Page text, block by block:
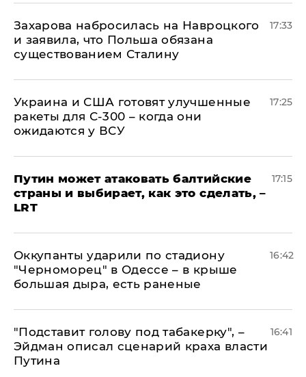
​Захарова набросилась на Навроцкого
и заявила, что Польша обязана
существованием Сталину
17:33
Украина и США готовят улучшенные
ракеты для С-300 – когда они
ожидаются у ВСУ
17:25
Путин может атаковать балтийские
страны и выбирает, как это сделать, –
LRT
17:15
Оккупанты ударили по стадиону
"Черноморец" в Одессе – в крыше
большая дыра, есть раненые
16:42
​"Подставит голову под табакерку", –
Эйдман описал сценарий краха власти
Путина
16:41